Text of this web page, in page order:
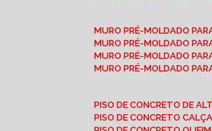
MURO PRÉ-MOLDADO
MURO PRÉ-MOLDADO
MURO PRÉ-MOLDADO
MURO PRÉ-MOLDADO
PISO DE CONCRETO DE
PISO DE CONCRETO